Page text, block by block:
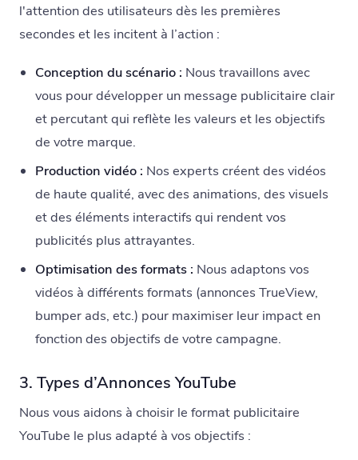
l'attention des utilisateurs dès les premières
secondes et les incitent à l’action :
Conception du scénario : Nous travaillons avec
vous pour développer un message publicitaire clair
et percutant qui reflète les valeurs et les objectifs
de votre marque.
Production vidéo : Nos experts créent des vidéos
de haute qualité, avec des animations, des visuels
et des éléments interactifs qui rendent vos
publicités plus attrayantes.
Optimisation des formats : Nous adaptons vos
vidéos à différents formats (annonces TrueView,
bumper ads, etc.) pour maximiser leur impact en
fonction des objectifs de votre campagne.
3. Types d’Annonces YouTube
Nous vous aidons à choisir le format publicitaire
YouTube le plus adapté à vos objectifs :